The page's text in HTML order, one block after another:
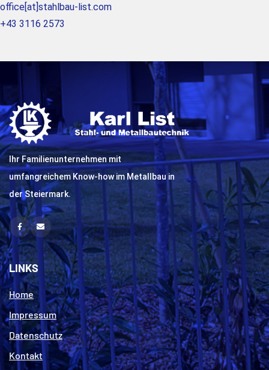
office[at]stahlbau-list.com
+43 3116 2573
Ihr Familienunternehmen mit
umfangreichem Know-how im Metallbau in
der Steiermark.
Facebook
E-
Mail
LINKS
Home
Impressum
Datenschutz
Kontakt